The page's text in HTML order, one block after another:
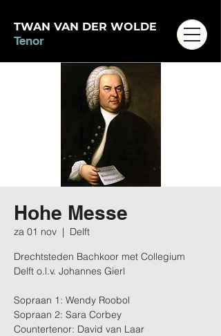
TWAN VAN DER WOLDE
Tenor
Hohe Messe
za 01 nov
  |
Delft
Drechtsteden Bachkoor met Collegium
Delft o.l.v. Johannes Gierl
Sopraan 1: Wendy Roobol
Sopraan 2: Sara Corbey
Countertenor: David van Laar